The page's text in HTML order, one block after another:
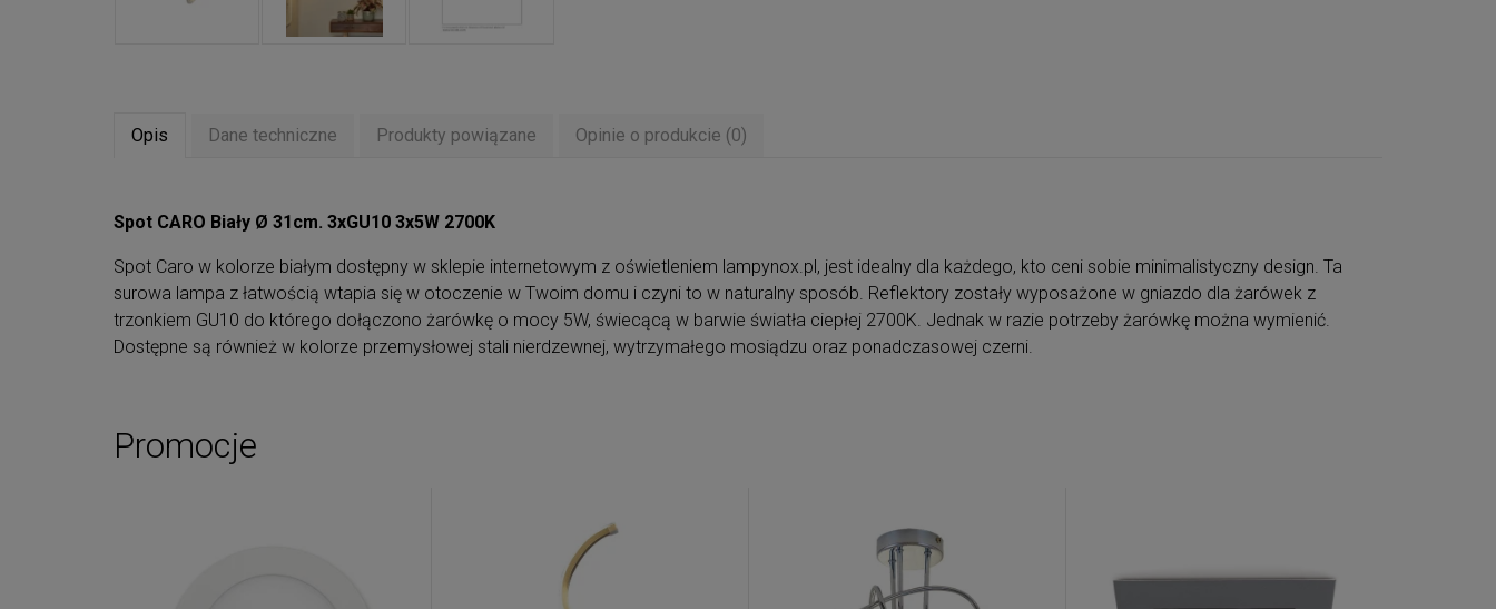
Opis Dane techniczne Produkty powiązane Opinie o produkcie (0)
Spot CARO Biały Ø 31cm. 3xGU10 3x5W 2700K
Spot Caro w kolorze białym dostępny w sklepie internetowym z oświetleniem lampynox.pl, jest idealny dla każdego, kto ceni sobie minimalistyczny design. Ta
surowa lampa z łatwością wtapia się w otoczenie w Twoim domu i czyni to w naturalny sposób. Reflektory zostały wyposażone w gniazdo dla żarówek z
trzonkiem GU10 do którego dołączono żarówkę o mocy 5W, świecącą w barwie światła ciepłej 2700K. Jednak w razie potrzeby żarówkę można wymienić.
Dostępne są również w kolorze przemysłowej stali nierdzewnej, wytrzymałego mosiądzu oraz ponadczasowej czerni.
Promocje